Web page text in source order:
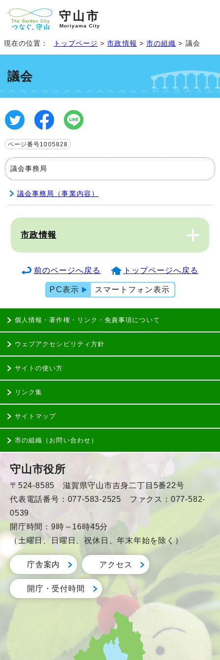
守山市
Moriyama City
現在の位置： トップページ >市政情報 > 市の組織 > 議会
議会
ページ番号1005828
議会事務局
議会事務局（事業内容）
市政情報
前のページへ戻る トップページへ戻る
PC表示 スマートフォン表示
個人情報・著作権・リンク・免責事項について
ウェブアクセシビリティ方針
サイトの使い方
リンク集
サイトマップ
市の組織（お問い合わせ）
守山市役所
〒524-8585 滋賀県守山市吉身二丁目5番22号
代表電話番号：077-583-2525 ファクス：077-582-
0539
開庁時間：9時～16時45分
（土曜日、日曜日、祝休日、年末年始を除く）
庁舎案内 アクセス
開庁・受付時間